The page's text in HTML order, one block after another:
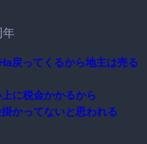
戻ってくるから地主は売る
に税金かかるから
かってないと思われる